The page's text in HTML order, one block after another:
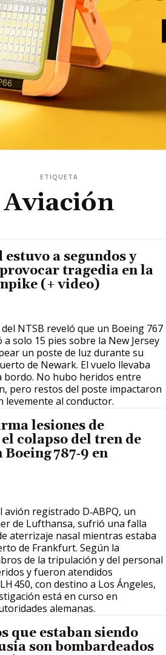
ETIQUETA
Aviación
a segundos y
tragedia en la
(+ video)
NTSB reveló que un Boeing 767
solo 15 pies sobre la New Jersey
un poste de luz durante su
de Newark. El vuelo llevaba
bordo. No hubo heridos entre
pero restos del poste impactaron
levemente al conductor.
lesiones de
colapso del tren de
787‑9 en
avión registrado D‑ABPQ, un
de Lufthansa, sufrió una falla
aterrizaje nasal mientras estaba
de Frankfurt. Según la
de la tripulación y del personal
y fueron atendidos
450, con destino a Los Ángeles,
está en curso en
alemanas.
que estaban siendo
son bombardeados